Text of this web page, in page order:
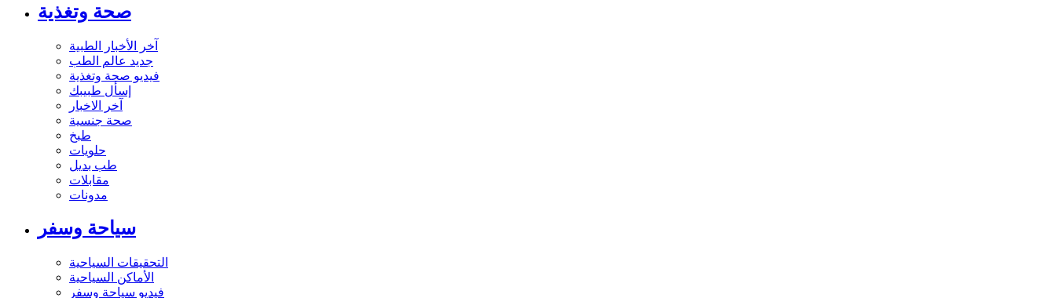
صحة وتغذية
آخر الأخبار الطبية
جديد عالم الطب
فيديو صحة وتغذية
إسأل طبيبك
آخر الاخبار
صحة جنسية
طبخ
حلويات
طب بديل
مقابلات
مدونات
سياحة وسفر
التحقيقات السياحية
الأماكن السياحية
فيديو سياحة وسفر